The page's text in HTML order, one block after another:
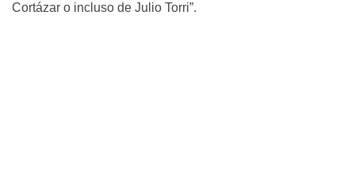
Cortázar o incluso de Julio Torri”.